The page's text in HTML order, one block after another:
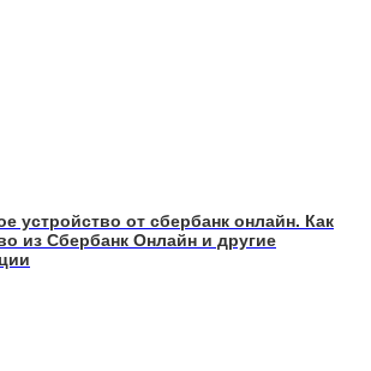
устройство от сбербанк онлайн. Как
из Сбербанк Онлайн и другие